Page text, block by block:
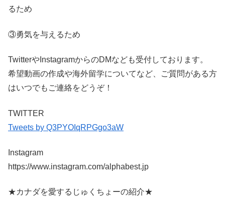
るため
③勇気を与えるため
TwitterやInstagramからのDMなども受付しております。
希望動画の作成や海外留学についてなど、ご質問がある方
はいつでもご連絡をどうぞ！
TWITTER
Tweets by Q3PYOIqRPGgo3aW
Instagram
https://www.instagram.com/alphabest.jp
★カナダを愛するじゅくちょーの紹介★